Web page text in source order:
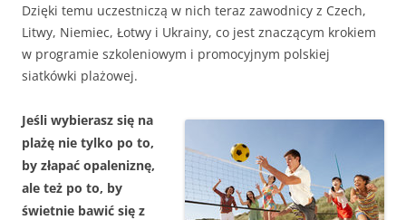
Dzięki temu uczestniczą w nich teraz zawodnicy z Czech,
Litwy, Niemiec, Łotwy i Ukrainy, co jest znaczącym krokiem
w programie szkoleniowym i promocyjnym polskiej
siatkówki plażowej.
Jeśli wybierasz się na
plażę nie tylko po to,
by złapać opaleniznę,
ale też po to, by
świetnie bawić się z